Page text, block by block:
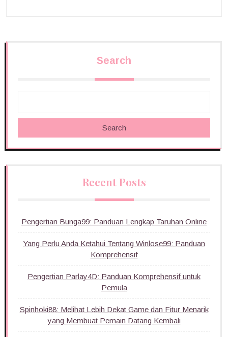
Search
Search
Recent Posts
Pengertian Bunga99: Panduan Lengkap Taruhan Online
Yang Perlu Anda Ketahui Tentang Winlose99: Panduan
Komprehensif
Pengertian Parlay4D: Panduan Komprehensif untuk
Pemula
Spinhoki88: Melihat Lebih Dekat Game dan Fitur Menarik
yang Membuat Pemain Datang Kembali